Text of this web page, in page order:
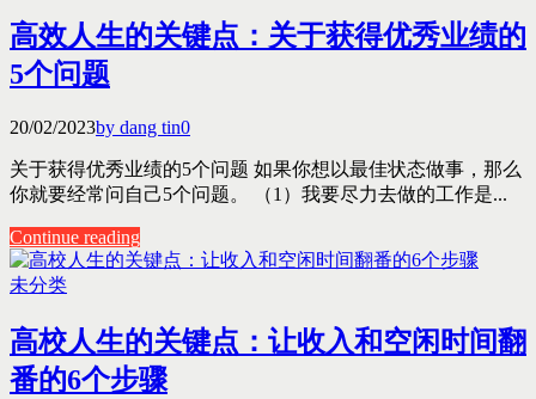
高效人生的关键点：关于获得优秀业绩的
5个问题
20/02/2023by dang tin0
关于获得优秀业绩的5个问题 如果你想以最佳状态做事，那么
你就要经常问自己5个问题。 （1）我要尽力去做的工作是...
Continue reading
未分类
高校人生的关键点：让收入和空闲时间翻
番的6个步骤